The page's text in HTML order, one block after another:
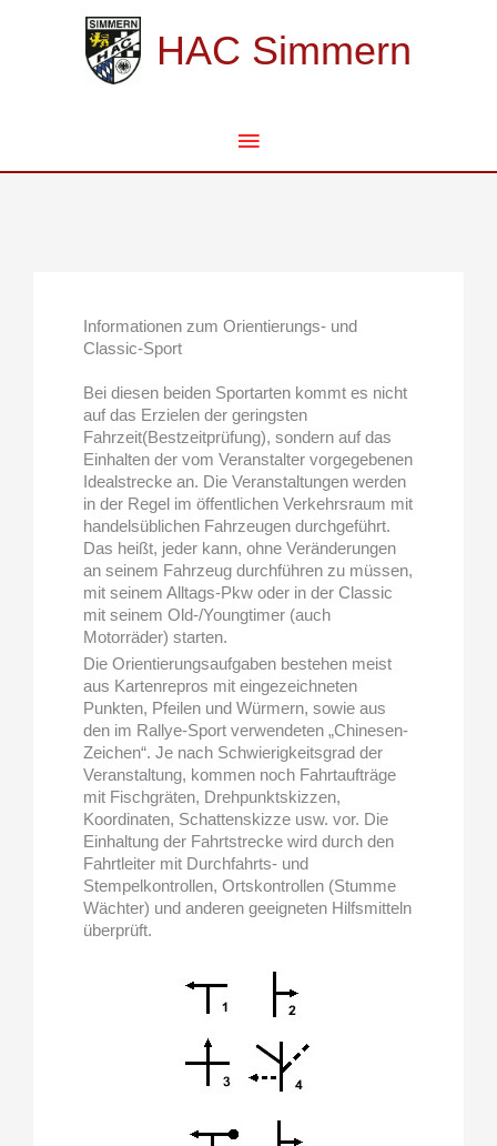
HAC Simmern
Informationen zum Orientierungs- und
Classic-Sport
Bei diesen beiden Sportarten kommt es nicht
auf das Erzielen der geringsten
Fahrzeit(Bestzeitprüfung), sondern auf das
Einhalten der vom Veranstalter vorgegebenen
Idealstrecke an. Die Veranstaltungen werden
in der Regel im öffentlichen Verkehrsraum mit
handelsüblichen Fahrzeugen durchgeführt.
Das heißt, jeder kann, ohne Veränderungen
an seinem Fahrzeug durchführen zu müssen,
mit seinem Alltags-Pkw oder in der Classic
mit seinem Old-/Youngtimer (auch
Motorräder) starten.
Die Orientierungsaufgaben bestehen meist
aus Kartenrepros mit eingezeichneten
Punkten, Pfeilen und Würmern, sowie aus
den im Rallye-Sport verwendeten „Chinesen-
Zeichen“. Je nach Schwierigkeitsgrad der
Veranstaltung, kommen noch Fahrtaufträge
mit Fischgräten, Drehpunktskizzen,
Koordinaten, Schattenskizze usw. vor. Die
Einhaltung der Fahrtstrecke wird durch den
Fahrtleiter mit Durchfahrts- und
Stempelkontrollen, Ortskontrollen (Stumme
Wächter) und anderen geeigneten Hilfsmitteln
überprüft.